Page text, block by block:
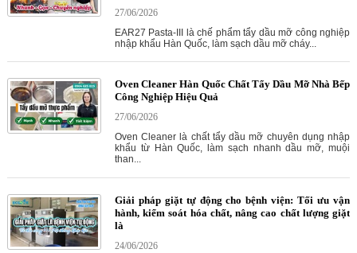
27/06/2026
EAR27 Pasta-III là chế phẩm tẩy dầu mỡ công nghiệp
nhập khẩu Hàn Quốc, làm sạch dầu mỡ cháy...
Oven Cleaner Hàn Quốc Chất Tẩy Dầu Mỡ Nhà Bếp
Công Nghiệp Hiệu Quả
27/06/2026
Oven Cleaner là chất tẩy dầu mỡ chuyên dụng nhập
khẩu từ Hàn Quốc, làm sạch nhanh dầu mỡ, muội
than...
Giải pháp giặt tự động cho bệnh viện: Tối ưu vận
hành, kiểm soát hóa chất, nâng cao chất lượng giặt
là
24/06/2026